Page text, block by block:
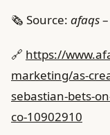
🗞️ Source: afaqs
🔗 https://
marketing/as-
sebastian-bets-
co-10902910